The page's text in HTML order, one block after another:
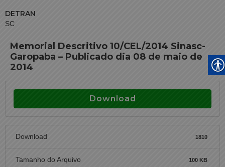
DETRAN
SC
Memorial Descritivo 10/CEL/2014 Sinasc-
Garopaba – Publicado dia 08 de maio de
2014
Download
Download 1810
Tamanho do Arquivo 100 KB